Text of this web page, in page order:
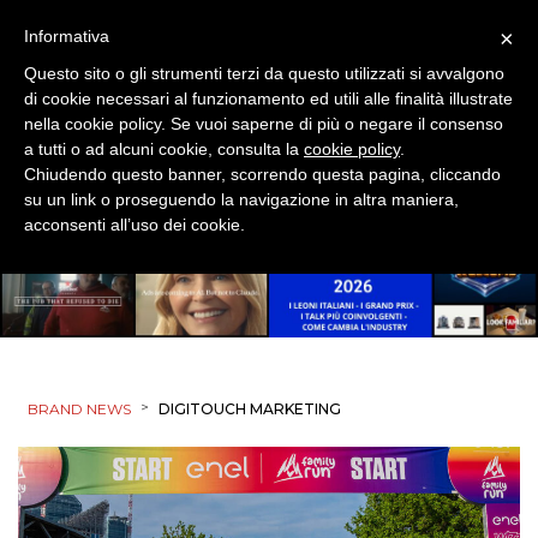
BRAND NEWS > DIGITOUCH MARKETING
×
Informativa
Questo sito o gli strumenti terzi da questo utilizzati si avvalgono
di cookie necessari al funzionamento ed utili alle finalità illustrate
nella cookie policy. Se vuoi saperne di più o negare il consenso
a tutti o ad alcuni cookie, consulta la cookie policy.
Chiudendo questo banner, scorrendo questa pagina, cliccando
su un link o proseguendo la navigazione in altra maniera,
acconsenti all’uso dei cookie.